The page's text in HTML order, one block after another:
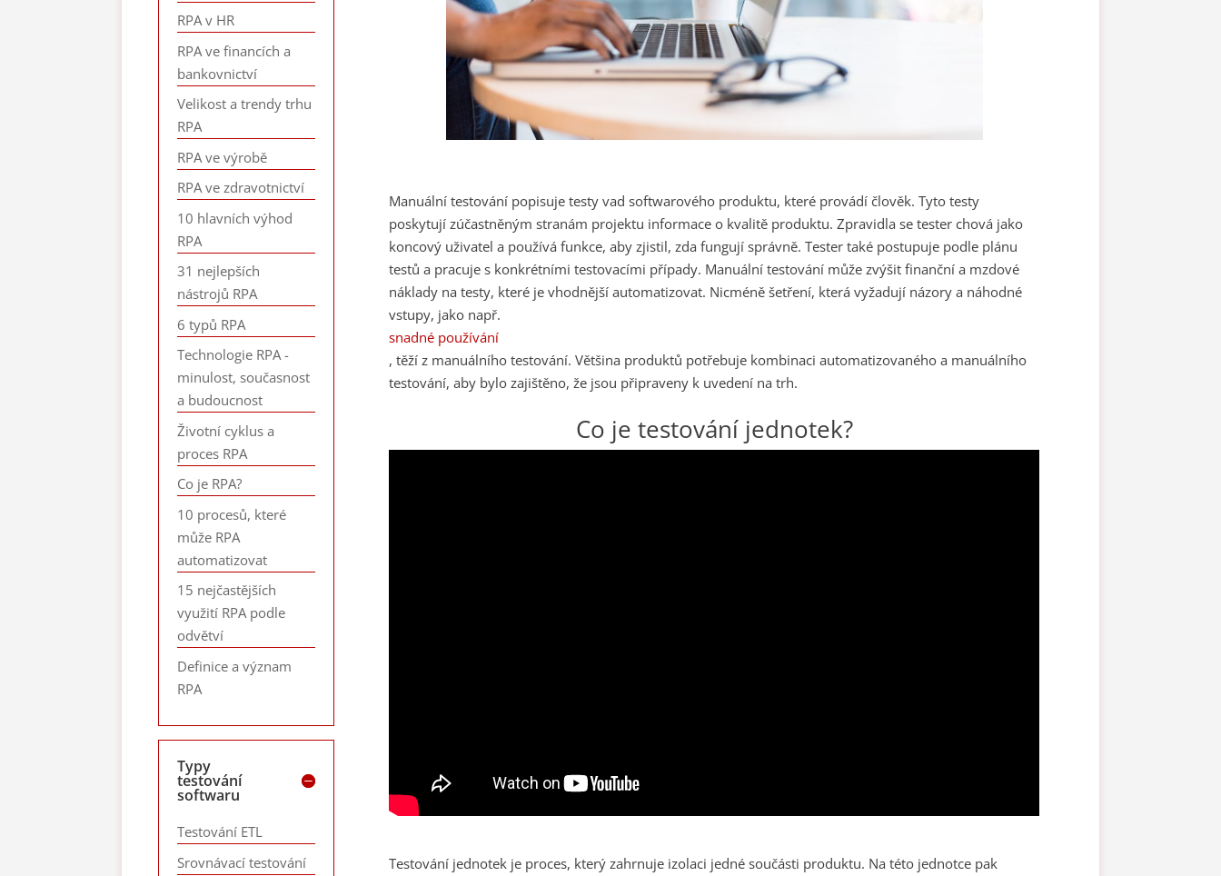
Manuální testování popisuje testy vad softwarového produktu, které provádí člověk. Tyto testy
poskytují zúčastněným stranám projektu informace o kvalitě produktu. Zpravidla se tester chová jako
koncový uživatel a používá funkce, aby zjistil, zda fungují správně. Tester také postupuje podle plánu
testů a pracuje s konkrétními testovacími případy. Manuální testování může zvýšit finanční a mzdové
náklady na testy, které je vhodnější automatizovat. Nicméně šetření, která vyžadují názory a náhodné
vstupy, jako např.
snadné používání
, těží z manuálního testování.Většina produktů potřebuje kombinaci automatizovaného a manuálního
testování, aby bylo zajištěno, že jsou připraveny k uvedení na trh.
Co je testování jednotek?
Testování jednotek je proces, který zahrnuje izolaci jedné součásti produktu. Na této jednotce pak
RPA v HR
RPA ve financích a
bankovnictví
Velikost a trendy trhu
RPA
RPA ve výrobě
RPA ve zdravotnictví
10 hlavních výhod
RPA
31 nejlepších
nástrojů RPA
6 typů RPA
Technologie RPA -
minulost, současnost
a budoucnost
Životní cyklus a
proces RPA
Co je RPA?
10 procesů, které
může RPA
automatizovat
15 nejčastějších
využití RPA podle
odvětví
Definice a význam
RPA
Typy
testování
softwaru
Testování ETL
Srovnávací testování